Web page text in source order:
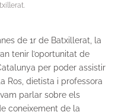
.
de 1r de Batxillerat, la
tenir l’oportunitat de
per poder assistir
Ros, dietista i professora
parlar sobre els
coneixement de la